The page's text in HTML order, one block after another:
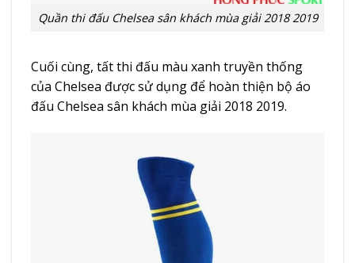
Quần thi đấu Chelsea sân khách mùa giải 2018 2019
Cuối cùng, tất thi đấu màu xanh truyền thống
của Chelsea được sử dụng để hoàn thiện bộ áo
đấu Chelsea sân khách mùa giải 2018 2019.